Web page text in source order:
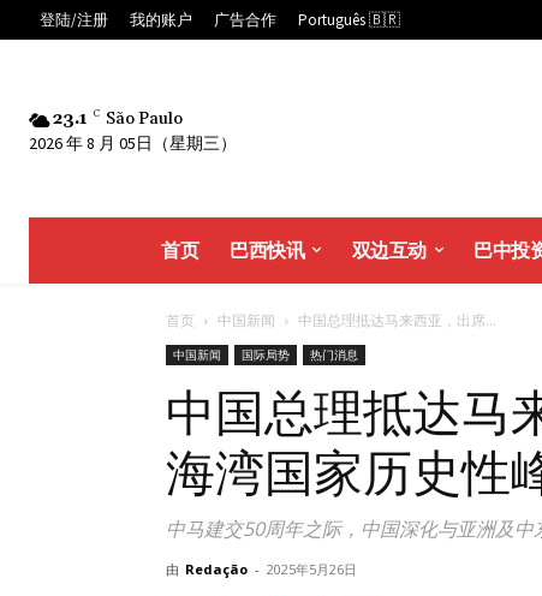
登陆/注册 我的账户 广告合作 Português 🇧🇷
23.1 C São Paulo
2026 年 8 月 05日（星期三）
首页 巴西快讯 双边互动 巴中投
首页 中国新闻 中国总理抵达马来西亚，出席...
中国新闻 国际局势 热门消息
中国总理抵达马
海湾国家历史性
中马建交50周年之际，中国深化与亚洲及
由 Redação - 2025年5月26日